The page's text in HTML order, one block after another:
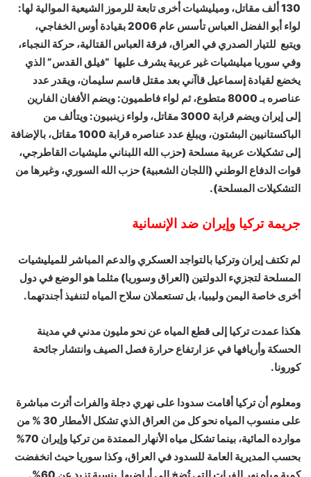
130 ألف مقاتل، وميليشيات أخرى تابعة للرموز الشيعية الموالية لها:
لواء أبو الفضل العباس تأسس عام 2006 بقيادة أوس الخفاجي،
ويتبع للتيار الصدري في العراق، فرقة العباس القتالية، حركة النجباء،
وفي سوريا ميليشيات غير عربية يشرف عليها “فيلق القدس” الذي
يخضع لقيادة إسماعيل قاآني بعد مقتل قاسم سليمان، ويقدر عدد
عناصره بـ 8000 متطوع، ثم لواء فاطميون: ويضم الأفغان الفارين
إلى إيران ويضم قرابة 3000 مقاتل، ولواء زينبيون: ويتألف من
الباكستانيين البشتون، ويبلغ عدد عناصره قرابة 1000 مقاتل، بالإضافة
إلى تشكيلات عربية مسلحة (حزب الله اللبناني مليشيات القاطرجي،
قوات الدفاع الوطني (اللجان الشعبية) حزب الله السوري، وغيرها من
التشكيلات المسلحة).
جريمة تركيا وإيران ضد الإنسانية
لم تكتف إيران وتركيا بالتواجد العسكري والدعم المباشر للميليشيات
المسلحة لتجزيء الدولتين (العراق وسوريا) مثلما هو الوضع في دول
أخرى خاصة اليمن وليبيا، بل تستعملان سلاح المياه لتنفيذ أجندتهما.
هكذا عمدت تركيا إلى قطع المياه عن نحو مليون مدني في مدينة
الحسكة وأريافها في عز ارتفاع حرارة فصل الصيف وانتشار جائحة
كورونا.
ومعلوم أن تركيا أقامت سدودا على نهري دجلة والفرات أثرت مباشرة
على منسوب المياه نحو كل من العراق الذي تشكل الأمطار 30 % من
موارده المائية، بينما تشكل مياه الأنهار الممتدة من تركيا وإيران 70%
بحسب المديرية العامة للسدود في العراق، وكذا سوريا حيث انخفضت